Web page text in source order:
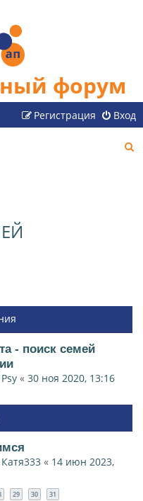
форум
Вход
Регистрация
- поиск семей
Psy « 30 ноя 2020, 13:16
Катя333 « 14 июн 2023,
29 30 31